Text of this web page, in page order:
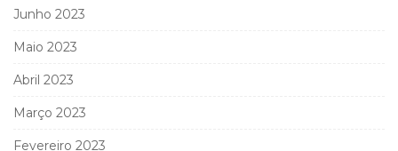
Junho 2023
Maio 2023
Abril 2023
Março 2023
Fevereiro 2023